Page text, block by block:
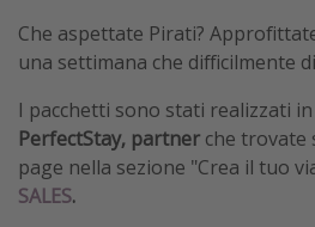
Che aspettate Pirati?
una settimana che difficilmente
I pacchetti sono stati realizzati
PerfectStay, partner che trovate
page nella sezione "Crea il tuo
SALES.